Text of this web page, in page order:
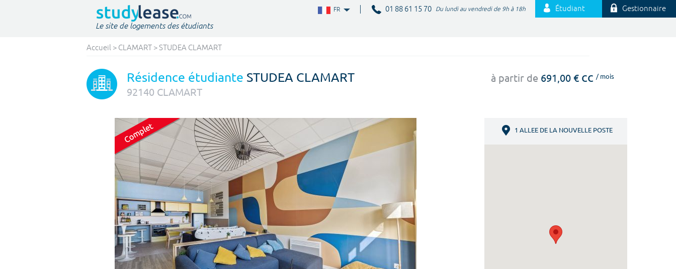
FR 01 88 61 15 70 Du lundi au vendredi de 9h à 18h Étudiant Gestionnaire
Le site de logements des étudiants
Accueil > CLAMART >STUDEA CLAMART
Résidence étudiante STUDEA CLAMART
92140 CLAMART
à partir de 691,00 € cc / mois
1 ALLEE DE LA NOUVELLE POSTE